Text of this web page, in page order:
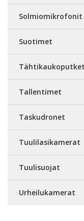
Solmiomikrofonit
Suotimet
Tähtikaukoputket
Tallentimet
Taskudronet
Tuulilasikamerat
Tuulisuojat
Urheilukamerat